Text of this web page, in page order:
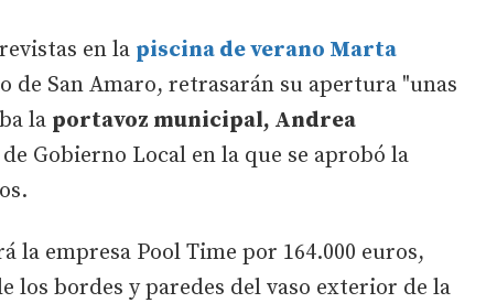
en la piscina de verano Marta
de San Amaro, retrasarán su apertura "unas
la portavoz municipal, Andrea
Gobierno Local en la que se aprobó la
la empresa Pool Time por 164.000 euros,
los bordes y paredes del vaso exterior de la